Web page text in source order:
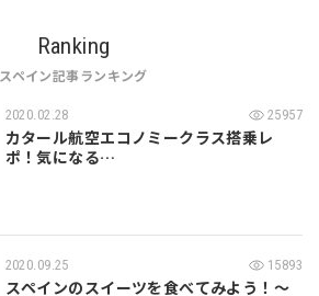
Ranking
スペイン記事ランキング
2020.02.28 25957
カタール航空エコノミークラス搭乗レ
ポ！気になる…
2020.09.25 15893
スペインのスイーツを食べてみよう！～